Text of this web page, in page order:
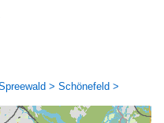
> Schönefeld >